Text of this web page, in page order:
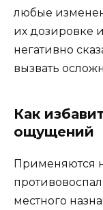
любые
их дозировке
негативно
вызвать
Как
ощущений
Применяются
местного